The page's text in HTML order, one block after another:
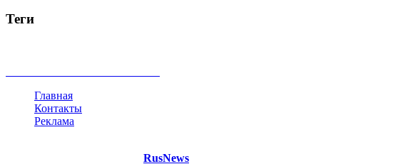
Теги
Главная
Контакты
Реклама
RusNews